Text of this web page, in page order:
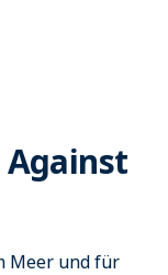
Against
Meer und für